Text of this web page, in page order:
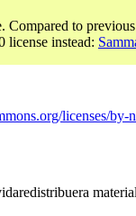
Compared to
license instead:
licenses/by-